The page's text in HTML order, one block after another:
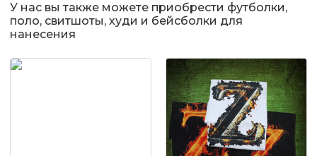
У нас вы также можете приобрести футболки,
поло, свитшоты, худи и бейсболки для
нанесения